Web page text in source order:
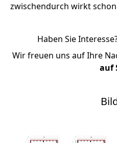
zwischendurch wirkt
Haben Sie
Wir freuen uns auf Ihre
auf